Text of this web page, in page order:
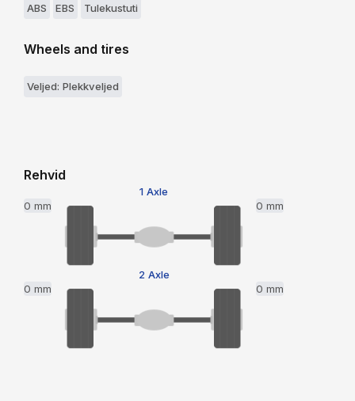
ABS EBS Tulekustuti
Wheels and tires
Veljed: Plekkveljed
Rehvid
1 Axle
0 mm
0 mm
2 Axle
0 mm
0 mm